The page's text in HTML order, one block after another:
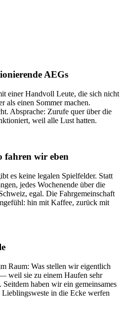
AEGs
einer Handvoll Leute, die sich nicht
als einen Sommer machen.
Absprache: Zurufe quer über die
weil alle Lust hatten.
fahren wir eben
es keine legalen Spielfelder. Statt
jedes Wochenende über die
egal. Die Fahrgemeinschaft
hin mit Kaffee, zurück mit
Raum: Was stellen wir eigentlich
weil sie zu einem Haufen sehr
haben wir ein gemeinsames
in die Ecke werfen